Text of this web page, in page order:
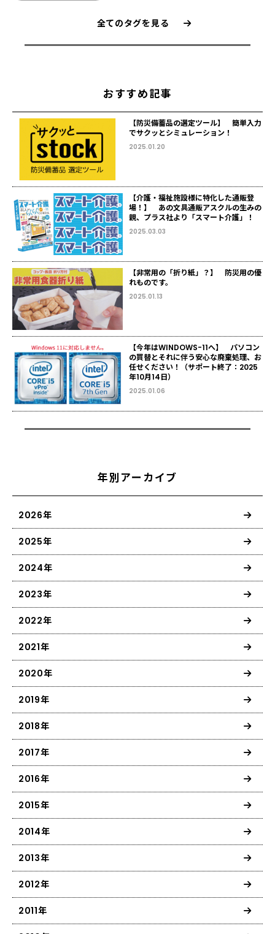
全てのタグを見る
おすすめ記事
【防災備蓄品の選定ツール】 簡単入力
でサクッとシミュレーション！
2025.01.20
【介護・福祉施設様に特化した通販登
場！】 あの文具通販アスクルの生みの
親、プラス社より「スマート介護」！
2025.03.03
【非常用の「折り紙」？】 防災用の優
れものです。
2025.01.13
【今年はWINDOWS-11へ】 パソコン
の買替とそれに伴う安心な廃棄処理、お
任せください！（サポート終了：2025
年10月14日）
2025.01.06
年別アーカイブ
2026年
2025年
2024年
2023年
2022年
2021年
2020年
2019年
2018年
2017年
2016年
2015年
2014年
2013年
2012年
2011年